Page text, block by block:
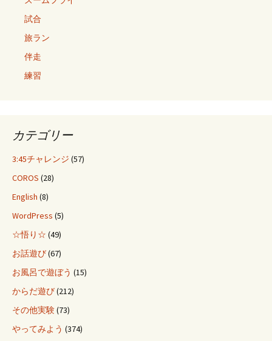
試合
旅ラン
伴走
練習
カテゴリー
3:45チャレンジ (57)
COROS (28)
English (8)
WordPress (5)
☆悟り☆ (49)
お話遊び(67)
お風呂で遊ぼう (15)
からだ遊び(212)
その他実験(73)
やってみよう (374)